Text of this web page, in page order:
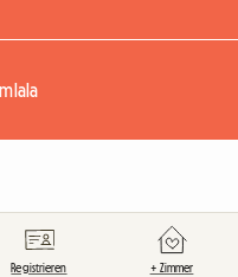
Registrieren + Zimmer